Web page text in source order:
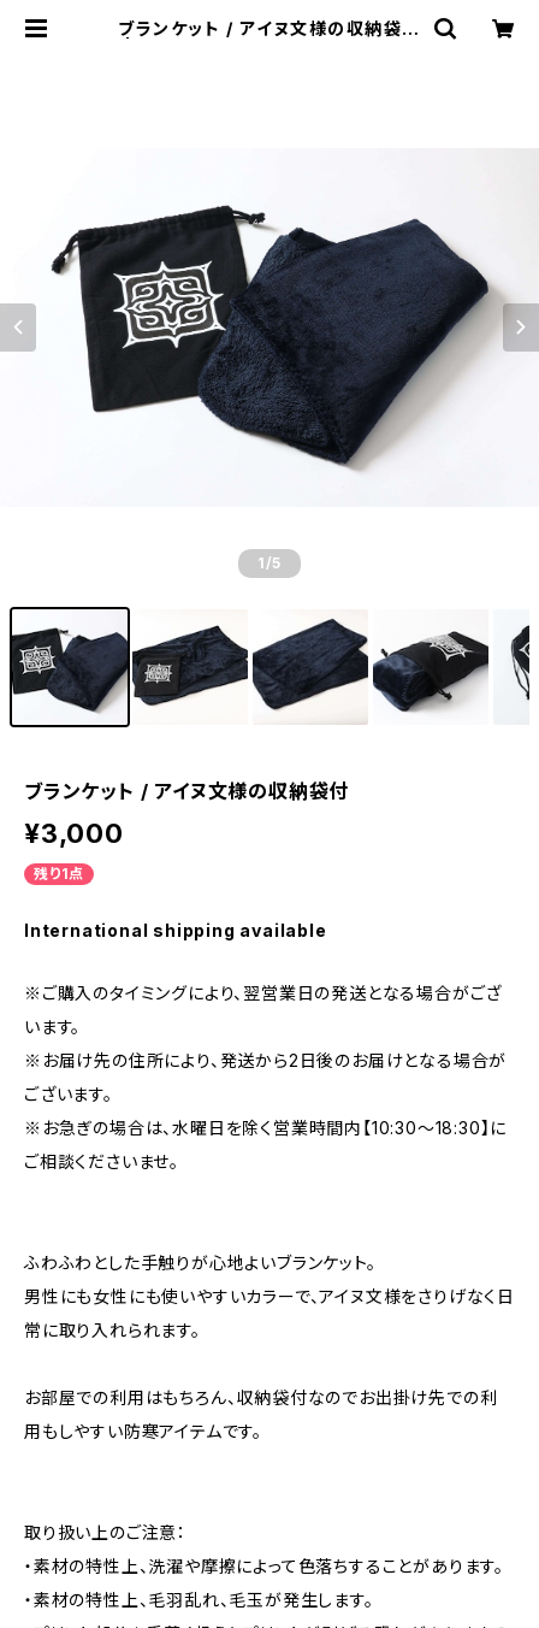
ブランケット / アイヌ文様の収納袋付
1 /5
ブランケット / アイヌ文様の収納袋付
¥3,000
残り1点
International shipping available
※ご購入のタイミングにより、翌営業日の発送となる場合がござ
います。
※お届け先の住所により、発送から2日後のお届けとなる場合が
ございます。
※お急ぎの場合は、水曜日を除く営業時間内【10:30～18:30】に
ご相談くださいませ。
ふわふわとした手触りが心地よいブランケット。
男性にも女性にも使いやすいカラーで、アイヌ文様をさりげなく日
常に取り入れられます。
お部屋での利用はもちろん、収納袋付なのでお出掛け先での利
用もしやすい防寒アイテムです。
取り扱い上のご注意：
・素材の特性上、洗濯や摩擦によって色落ちすることがあります。
・素材の特性上、毛羽乱れ、毛玉が発生します。